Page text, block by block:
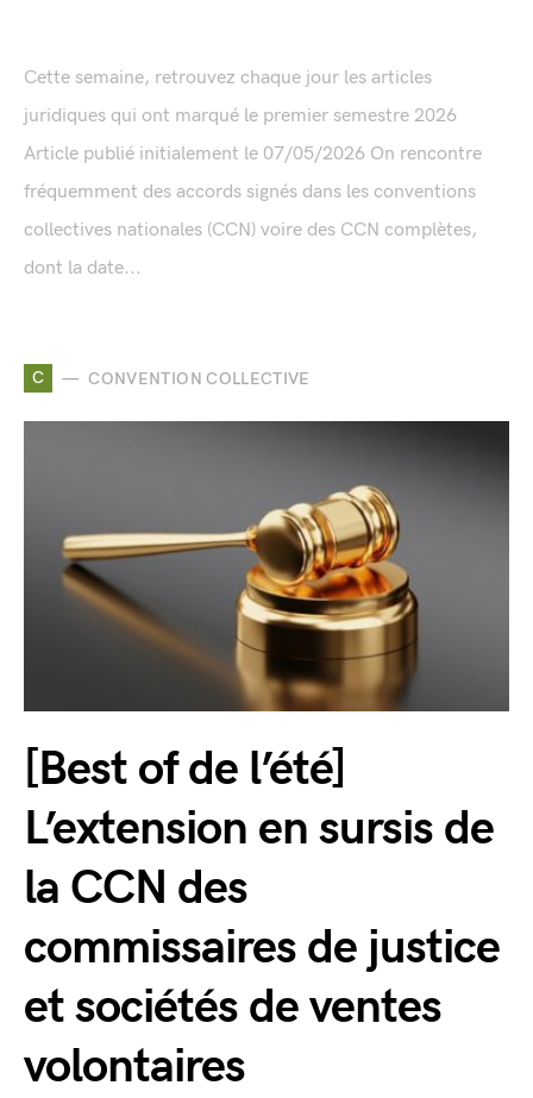
Cette semaine, retrouvez chaque jour les articles
juridiques qui ont marqué le premier semestre 2026
Article publié initialement le 07/05/2026 On rencontre
fréquemment des accords signés dans les conventions
collectives nationales (CCN) voire des CCN complètes,
dont la date...
C CONVENTION COLLECTIVE
[Best of de l’été]
L’extension en sursis de
la CCN des
commissaires de justice
et sociétés de ventes
volontaires